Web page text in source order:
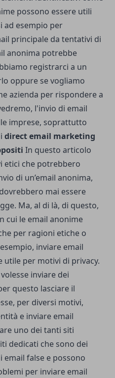
possono essere utili
ad esempio per
principale da tentativi di
anonima potrebbe
registrarci a un
oppure se vogliamo
azienda per rispondere a
l'invio di email
imprese, soprattutto
direct email marketing
In questo articolo
etici che potrebbero
di un’email anonima,
mai essere
Ma, al di là, di questo,
cui le email anonime
per ragioni etiche o
inviare email
utile per motivi di privacy.
inviare dei
questo lasciare il
per diversi motivi,
e inviare email
uno dei tanti siti
dedicati che sono dei
false e possono
per inviare email